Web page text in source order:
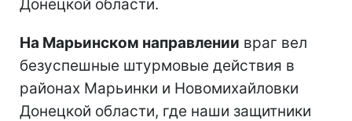
Донецкой области.
На Марьинском направлении враг вел
безуспешные штурмовые действия в
районах Марьинки и Новомихайловки
Донецкой области, где наши защитники